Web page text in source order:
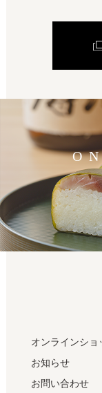
オンラインショ
お知らせ
お問い合わせ